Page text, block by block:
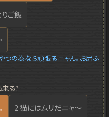
ご飯
つの為なら頑張るニャん。お尻ふ
る?
2 猫にはムリだニャ～